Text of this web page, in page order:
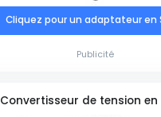
Cliquez pour un adaptateur en
Publicité
Convertisseur de tension en